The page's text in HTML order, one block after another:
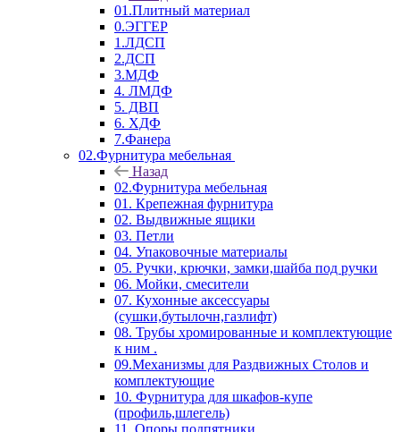
01.Плитный материал
0.ЭГГЕР
1.ЛДСП
2.ДСП
3.МДФ
4. ЛМДФ
5. ДВП
6. ХДФ
7.Фанера
02.Фурнитура мебельная
Назад
02.Фурнитура мебельная
01. Крепежная фурнитура
02. Выдвижные ящики
03. Петли
04. Упаковочные материалы
05. Ручки, крючки, замки,шайба под ручки
06. Мойки, смесители
07. Кухонные аксессуары
(сушки,бутылочн,газлифт)
08. Трубы хромированные и комплектующие
к ним .
09.Механизмы для Раздвижных Столов и
комплектующие
10. Фурнитура для шкафов-купе
(профиль,шлегель)
11. Опоры,подпятники